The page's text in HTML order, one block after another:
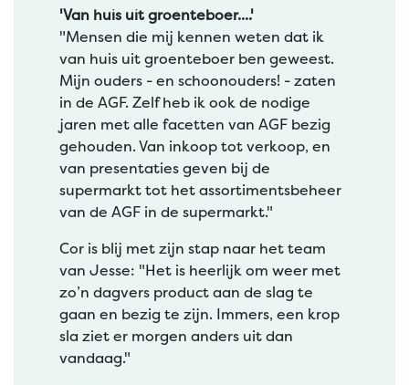
'Van huis uit groenteboer....'
"Mensen die mij kennen weten dat ik
van huis uit groenteboer ben geweest.
Mijn ouders - en schoonouders! - zaten
in de AGF. Zelf heb ik ook de nodige
jaren met alle facetten van AGF bezig
gehouden. Van inkoop tot verkoop, en
van presentaties geven bij de
supermarkt tot het assortimentsbeheer
van de AGF in de supermarkt."
Cor is blij met zijn stap naar het team
van Jesse: "Het is heerlijk om weer met
zo’n dagvers product aan de slag te
gaan en bezig te zijn. Immers, een krop
sla ziet er morgen anders uit dan
vandaag."